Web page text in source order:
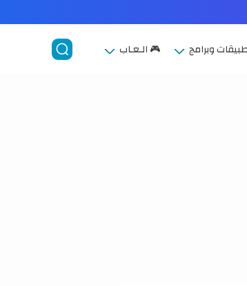
وبرامج 🎮 الـعـاب